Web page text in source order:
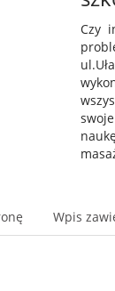
Czy
Wpis